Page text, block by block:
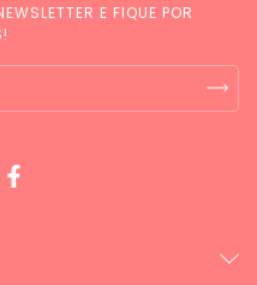
E FIQUE POR